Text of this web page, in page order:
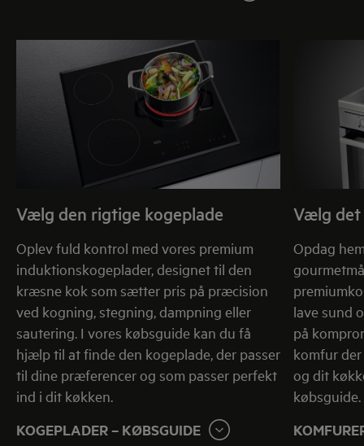
Vælg den rigtige kogeplade
Oplev fuld kontrol med vores premium
induktionskogeplader, designet til den
kræsne kok som sætter pris på præcision
ved kogning, stegning, dampning eller
sautering. I vores købsguide kan du få
hjælp til at finde den kogeplade, der passer
til dine præferencer og som passer perfekt
ind i dit køkken.
KOGEPLADER – KØBSGUIDE
Vælg
Opdag
lave sund
på
komfur
og dit
købsguide.